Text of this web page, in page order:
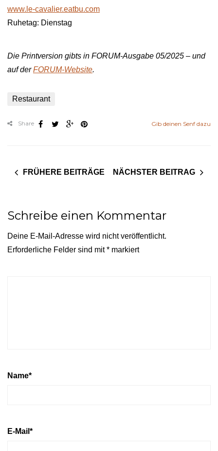
www.le-cavalier.eatbu.com
Ruhetag: Dienstag
Die Printversion gibts in FORUM-Ausgabe 05/2025 – und
auf derFORUM-Website.
Restaurant
Gib deinen Senf dazu
Share
FRÜHERE BEITRÄGE NÄCHSTER BEITRAG
Schreibe einen Kommentar
Deine E-Mail-Adresse wird nicht veröffentlicht.
Erforderliche Felder sind mit* markiert
Name*
E-Mail *